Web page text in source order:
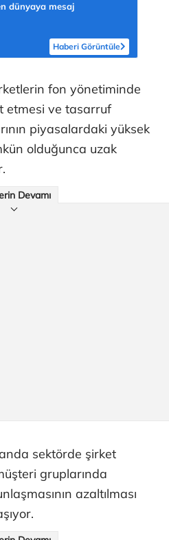
dünyaya mesaj
Haberi Görüntüle
fon yönetiminde
etmesi ve tasarruf
piyasalardaki yüksek
olduğunca uzak
Devamı
sektörde şirket
gruplarında
azaltılması